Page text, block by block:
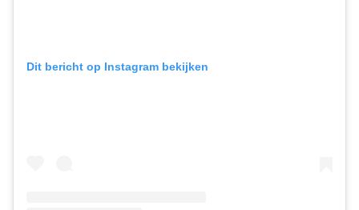
Dit bericht op Instagram bekijken